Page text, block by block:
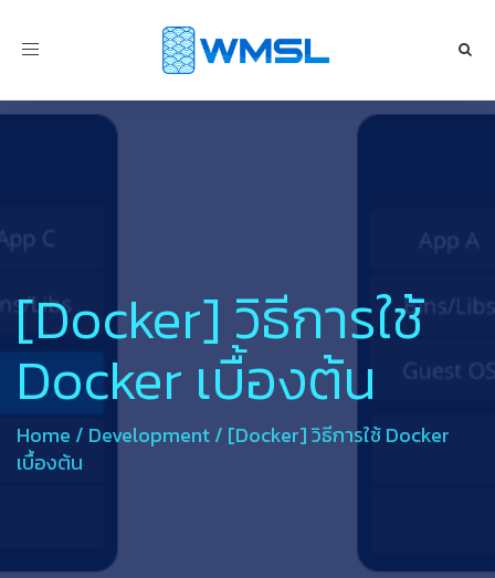
Toggle
[Docker] วิธีการใช้
Docker เบื้องต้น
Home / Development/ [Docker] วิธีการใช้ Docker
เบื้องต้น